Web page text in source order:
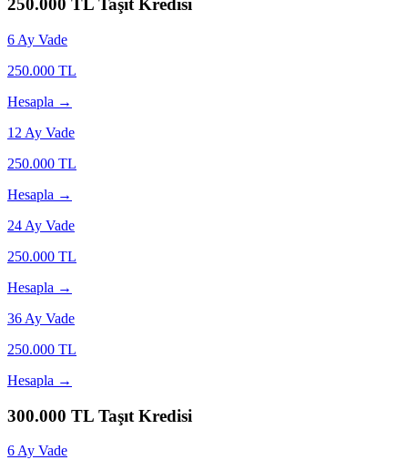
250.000 TL Taşıt Kredisi
6 Ay Vade
250.000 TL
Hesapla →
12 Ay Vade
250.000 TL
Hesapla →
24 Ay Vade
250.000 TL
Hesapla →
36 Ay Vade
250.000 TL
Hesapla →
300.000 TL Taşıt Kredisi
6Ay Vade